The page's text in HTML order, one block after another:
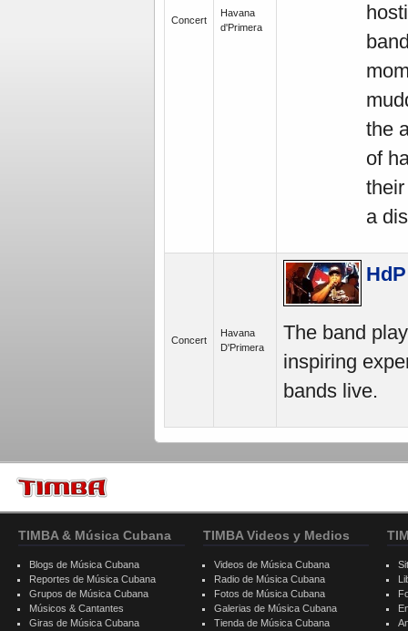
Concert
Havana
d'Primera
the
of
a
Concert
Havana
D'Primera
The band
inspiring
bands live.
TIMBA & Música Cubana
Blogs de Música Cubana
Reportes de Música Cubana
Grupos de Música Cubana
Músicos & Cantantes
Giras de Música Cubana
TIMBA Videos y Medios
Videos de Música Cubana
Radio de Música Cubana
Fotos de Música Cubana
Galerias de Música Cubana
Tienda de Música Cubana